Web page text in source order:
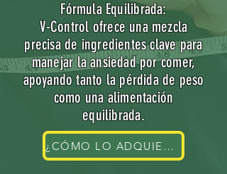
Fórmula Equilibrada:
V-Control ofrece una mezcla
precisa de ingredientes clave para
manejar la ansiedad por comer,
apoyando tanto la pérdida de peso
como una alimentación
equilibrada.
¿CÓMO LO ADQUIERO?